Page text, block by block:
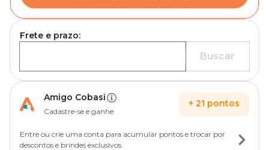
Frete e prazo:
Buscar
Amigo Cobasi
Cadastre-se e ganhe
+ 21 pontos
Entre ou crie uma conta para acumular pontos e trocar por
descontos e brindes exclusivos.